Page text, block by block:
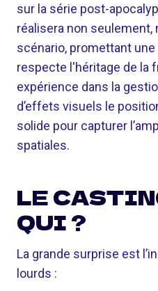
sur la série post-
réalisera non
scénario, promettant
respecte l'héritage de la
expérience dans la
d’effets visuels le
solide pour capturer
spatiales.
LE
QUI ?
La grande surprise est
lourds :